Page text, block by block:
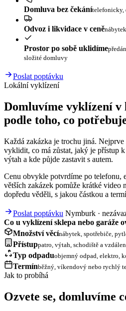
Domluva bez čekánítelefonicky,
Odvoz i likvidace v ceně
Prostor po sobě uklidíme
složité domluvy
Poslat poptávku
Lokální vyklízení
Domluvíme vyklízení
podle toho, co
Každá zakázka je trochu jiná. Nejprve
vyklidit, co má zůstat, jaký je přístup
výtah a kde půjde zastavit s autem.
Cenu obvykle potvrdíme po telefonu,
větších zakázek pomůže krátké video
dopředu věděli, s jakou částkou a
Poslat poptávku Nymburk ·
Co u vyklízení sklepa nebo garáže
Množství věcínábytek, spotřebiče,
Přístuppatro, výtah, schodiště a
Typ odpaduobjemný odpad, elektro,
Termínběžný, víkendový nebo rychlý
Jak to probíhá
Ozvete se, domluvíme